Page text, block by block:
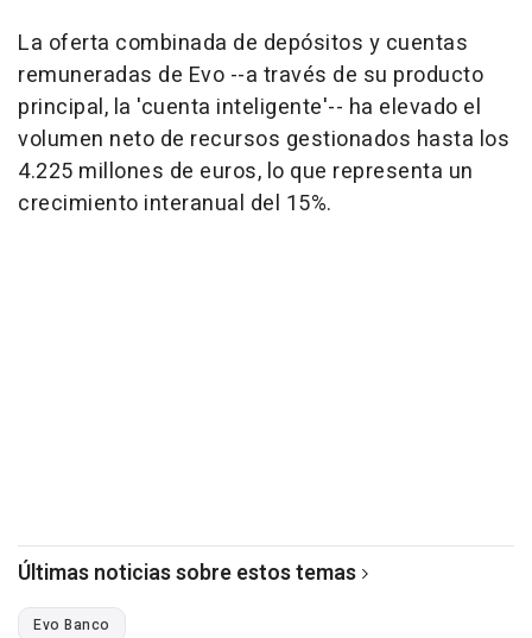
La oferta combinada de depósitos y cuentas
remuneradas de Evo --a través de su producto
principal, la 'cuenta inteligente'-- ha elevado el
volumen neto de recursos gestionados hasta los
4.225 millones de euros, lo que representa un
crecimiento interanual del 15%.
Últimas noticias sobre estos temas
Evo Banco